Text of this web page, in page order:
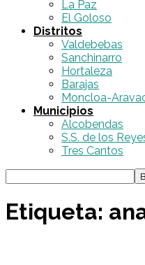
La Paz
El Goloso
Distritos
Valdebebas
Sanchinarro
Hortaleza
Barajas
Moncloa-
Municipios
Alcobendas
S.S. de los
Tres Cantos
Etiqueta: